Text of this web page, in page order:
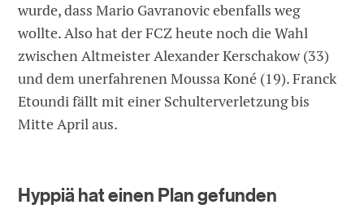
wurde, dass Mario Gavranovic ebenfalls weg
wollte. Also hat der FCZ heute noch die Wahl
zwischen Altmeister Alexander Kerschakow (33)
und dem unerfahrenen Moussa Koné (19). Franck
Etoundi fällt mit einer Schulterverletzung bis
Mitte April aus.
Hyppiä hat einen Plan gefunden